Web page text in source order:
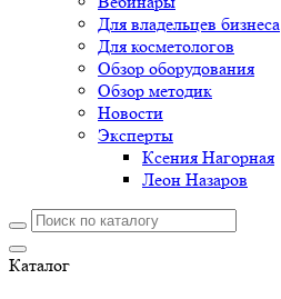
Для владельцев бизнеса
Для косметологов
Обзор оборудования
Обзор методик
Новости
Эксперты
Ксения Нагорная
Леон Назаров
Каталог